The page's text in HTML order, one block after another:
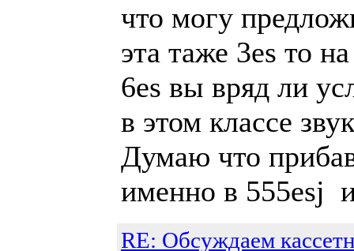
что могу
эта таже 3es то
6es вы вряд ли
в этом классе
Думаю что
именно в 555esj
RE: Обсуждаем